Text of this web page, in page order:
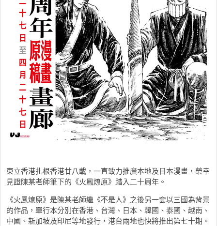
東立香港扎根香港廿八載，一直致力推廣本地及日本漫畫，榮幸
見證陳某老師筆下的《火鳳燎原》踏入二十周年。
《火鳳燎原》是陳某老師繼《不是人》之後另一套以三國為背景
的作品，單行本分別在香港、台灣、日本、韓國、泰國、越南、
中國、新加坡及印尼等地發行，港台兩地也快將推出第七十期。